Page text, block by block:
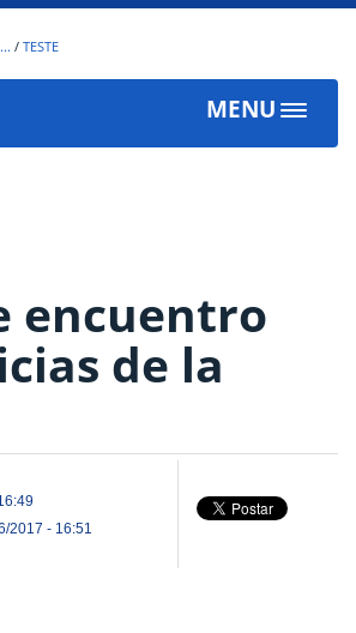
... / TESTE
MENU
Toggle
encuentro
de la
2017 - 16:51